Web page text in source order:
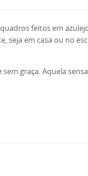
feitos em
seja em casa ou no
graça. Aquela